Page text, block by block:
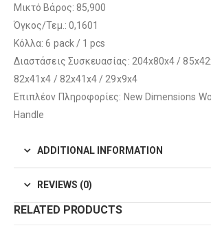
Μικτό Βάρος: 85,900
Όγκος/Τεμ.: 0,1601
Κόλλα: 6 pack / 1 pcs
Διαστάσεις Συσκευασίας: 204x80x4 /
82x41x4 / 82x41x4 / 29x9x4
Επιπλέον Πληροφορίες: New Dimensions
Handle
ADDITIONAL INFORMATION
REVIEWS (0)
RELATED PRODUCTS